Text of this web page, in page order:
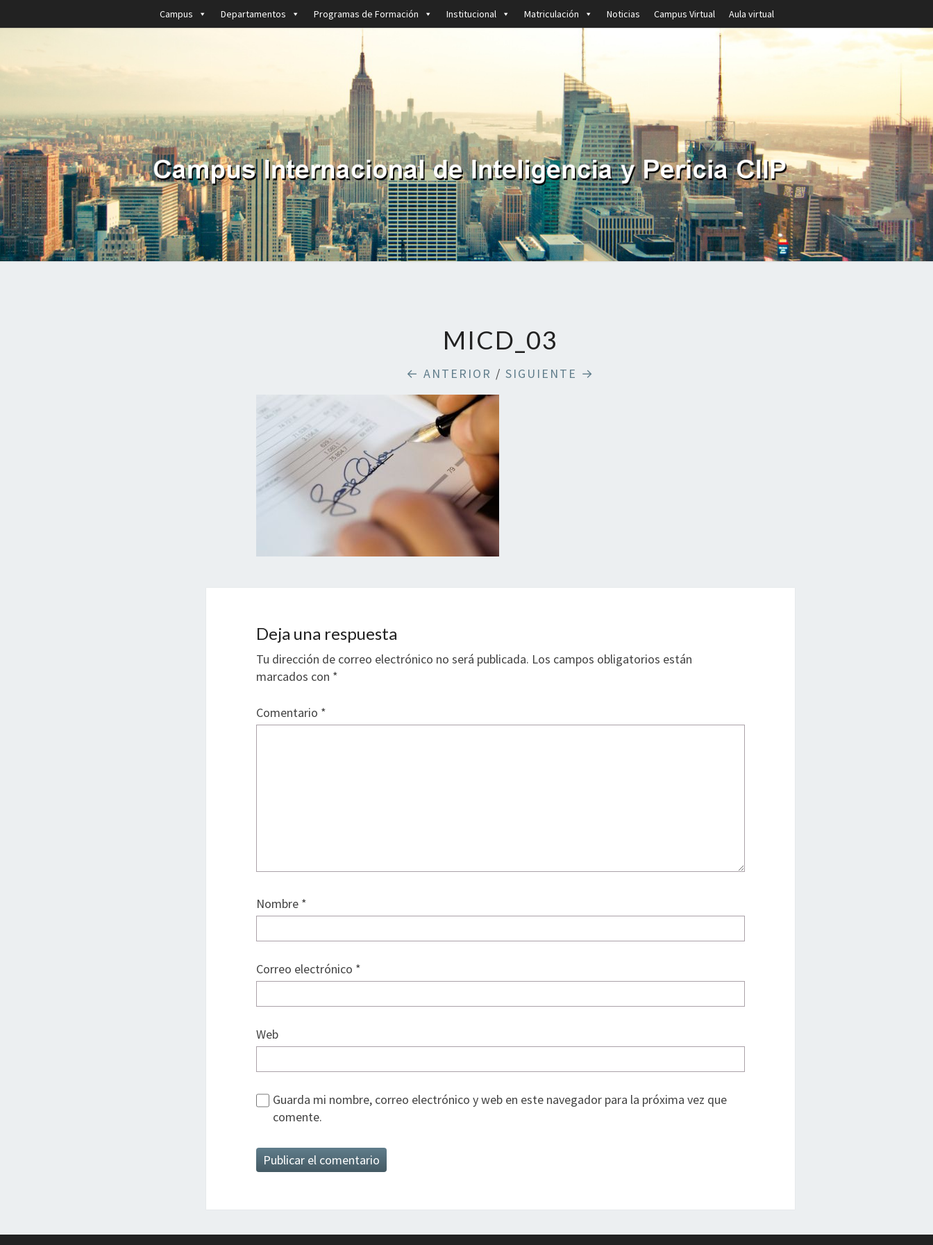
Campus Departamentos Programas de Formación Institucional Matriculación Noticias Campus Virtual Aula virtual
MICD_03
← ANTERIOR /SIGUIENTE →
Deja una respuesta
Tu dirección de correo electrónico no será publicada. Los campos obligatorios están
marcados con *
Comentario *
Nombre *
Correo electrónico *
Web
Guarda mi nombre, correo electrónico y web en este navegador para la próxima vez que
comente.